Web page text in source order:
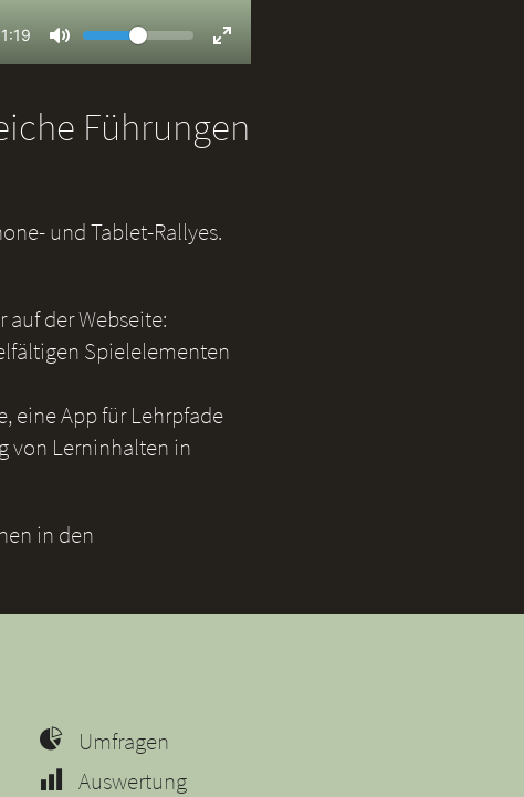
Mute
Volume
Fullscreen
Führungen
und Tablet-Rallyes.
auf der Webseite:
Spielelementen
eine App für Lehrpfade
von Lerninhalten in
in den
Umfragen
Auswertung